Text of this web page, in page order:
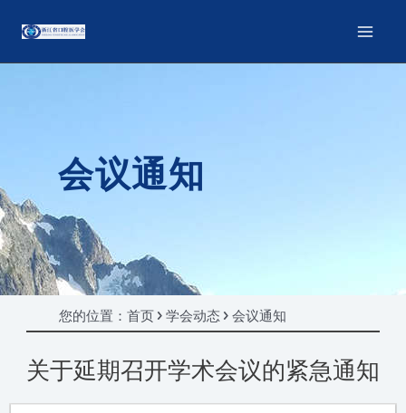
会议通知
您的位置：首页 > 学会动态 > 会议通知
关于延期召开学术会议的紧急通知